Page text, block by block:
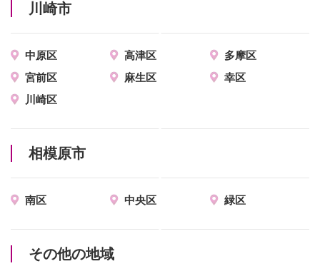
川崎市
中原区 高津区
多摩区
宮前区
麻生区
幸区
川崎区
相模原市
南区 中央区 緑区
その他の地域